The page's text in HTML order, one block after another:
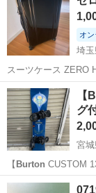
Burton
27 板サイズ
品になりま...
オ
埼
スーツケース ZERO
損…
埼玉 草加市
【
グ
宮
【 Burton CUSTOM
CUSTOM 134cmの
宮城 白石市